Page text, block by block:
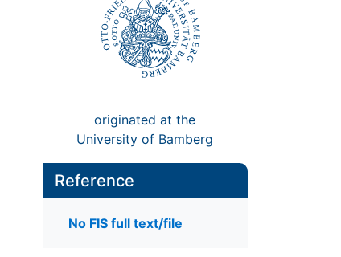
originated at the
University of Bamberg
Reference
No FIS full text/file